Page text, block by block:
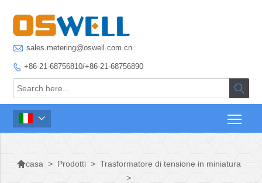
 sales.metering@oswell.com.cn
 +86-21-68756810/+86-21-68756890


casa > Prodotti > Trasformatore di tensione in miniatura
>